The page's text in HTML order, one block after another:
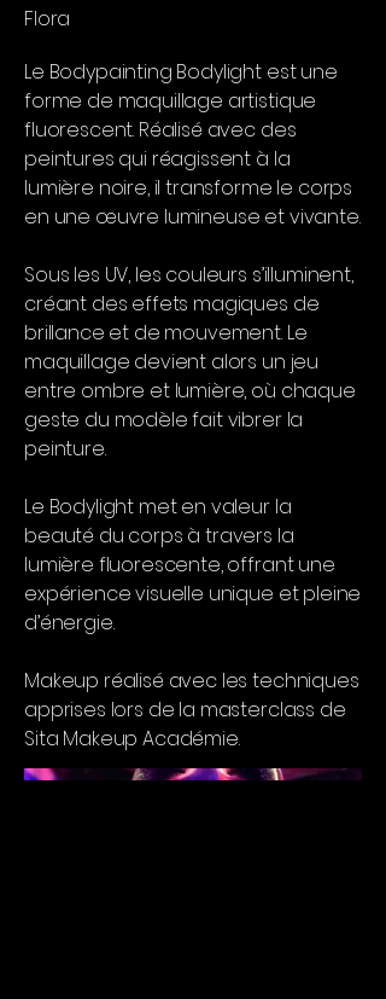
Flora
Le Bodypainting Bodylight est une
forme de maquillage artistique
fluorescent. Réalisé avec des
peintures qui réagissent à la
lumière noire, il transforme le corps
en une œuvre lumineuse et vivante.
Sous les UV, les couleurs s’illuminent,
créant des effets magiques de
brillance et de mouvement. Le
maquillage devient alors un jeu
entre ombre et lumière, où chaque
geste du modèle fait vibrer la
peinture.
Le Bodylight met en valeur la
beauté du corps à travers la
lumière fluorescente, offrant une
expérience visuelle unique et pleine
d’énergie.
Makeup réalisé avec les techniques
apprises lors de la masterclass de
Sita Makeup Académie.